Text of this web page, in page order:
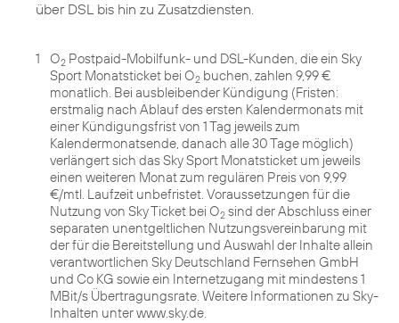
1 O2 Postpaid-Mobilfunk- und DSL-Kunden, die ein Sky
Sport Monatsticket bei O2 buchen, zahlen 9,99 €
monatlich. Bei ausbleibender Kündigung (Fristen:
erstmalig nach Ablauf des ersten Kalendermonats mit
einer Kündigungsfrist von 1 Tag jeweils zum
Kalendermonatsende, danach alle 30 Tage möglich)
verlängert sich das Sky Sport Monatsticket um jeweils
einen weiteren Monat zum regulären Preis von 9,99
€/mtl. Laufzeit unbefristet. Voraussetzungen für die
Nutzung von Sky Ticket bei O2 sind der Abschluss einer
separaten unentgeltlichen Nutzungsvereinbarung mit
der für die Bereitstellung und Auswahl der Inhalte allein
verantwortlichen Sky Deutschland Fernsehen GmbH
und Co KG sowie ein Internetzugang mit mindestens 1
MBit/s Übertragungsrate. Weitere Informationen zu Sky-
Inhalten unter www.sky.de.